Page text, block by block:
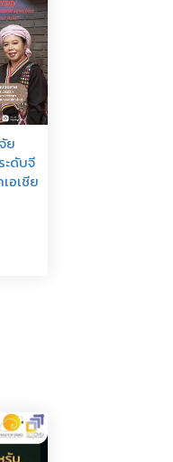
ย
ะดับจี
อเชีย